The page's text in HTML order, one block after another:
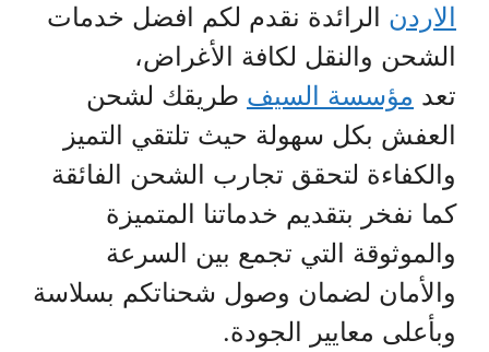
الاردن الرائدة نقدم لكم افضل خدمات
الشحن والنقل لكافة الأغراض،
تعد مؤسسة السيف طريقك لشحن
العفش بكل سهولة حيث تلتقي التميز
والكفاءة لتحقق تجارب الشحن الفائقة
كما نفخر بتقديم خدماتنا المتميزة
والموثوقة التي تجمع بين السرعة
والأمان لضمان وصول شحناتكم بسلاسة
وبأعلى معايير الجودة.